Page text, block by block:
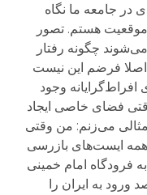
در جامعه ما نگاه
موقعیت هستم. تصور
چگونه رفتار
اصلا فرضم این نیست
وجود
فضای خاصی ایجاد
مثالی می‌زنم: من وقتی
ایست‌های بازرسی
فرودگاه امام خمینی
به ایران را